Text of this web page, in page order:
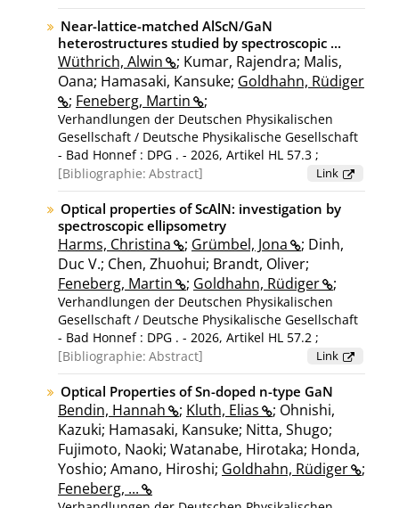
Near-lattice-matched AlScN/GaN
heterostructures studied by spectroscopic ...
Wüthrich, Alwin
; Kumar, Rajendra; Malis,
Oana; Hamasaki, Kansuke; Goldhahn, Rüdiger
; Feneberg, Martin ;
Verhandlungen der Deutschen Physikalischen
Gesellschaft / Deutsche Physikalische Gesellschaft
- Bad Honnef : DPG . - 2026, Artikel HL 57.3 ;
[Tagung: Verhandlungen der Deutschen
Physikalischen Gesellschaft, Dresden, 08. - 13.
März 2026]
Bibliographie: Abstract Link
Optical properties of ScAlN: investigation by
spectroscopic ellipsometry
Harms, Christina ; Grümbel, Jona
; Dinh,
Duc V.; Chen, Zhuohui; Brandt, Oliver;
Feneberg, Martin
; Goldhahn, Rüdiger ;
Verhandlungen der Deutschen Physikalischen
Gesellschaft / Deutsche Physikalische Gesellschaft
- Bad Honnef : DPG . - 2026, Artikel HL 57.2 ;
[Tagung: Verhandlungen der Deutschen
Physikalischen Gesellschaft, Dresden, 08. - 13.
März 2026]
Bibliographie: Abstract Link
Optical Properties of Sn-doped n-type GaN
Bendin, Hannah ; Kluth, Elias
; Ohnishi,
Kazuki; Hamasaki, Kansuke; Nitta, Shugo;
Fujimoto, Naoki; Watanabe, Hirotaka; Honda,
Yoshio; Amano, Hiroshi; Goldhahn, Rüdiger
;
Feneberg, ...